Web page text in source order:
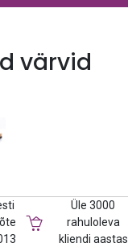
värvid
Üle 3000
rahuloleva
kliendi aastas